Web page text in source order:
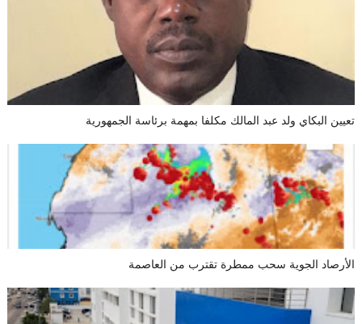
تعيين البكاي ولد عبد المالك مكلفا بمهمة برئاسة الجمهورية
الأرصاد الجوية سحب ممطرة تقترب من العاصمة